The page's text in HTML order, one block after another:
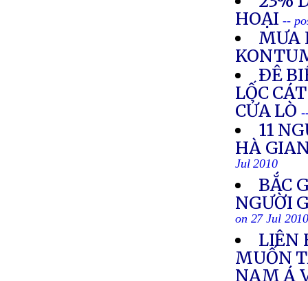
HOẠI--
MƯA
ÐÊ
LỐC
CỬA LÒ
11
HÀ
Jul 2010
BẮC
NGƯỜI
on 27 Jul
LIÊN
MUỐN
NAM Á